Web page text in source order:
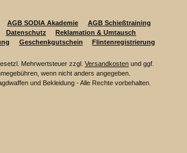
AGB SODIA Akademie
AGB Schießtraining
Datenschutz
Reklamation & Umtausch
Geschenkgutschein Flintenregistrierung
Mehrwertsteuer zzgl. Versandkosten und ggf.
wenn nicht anders angegeben.
und Bekleidung - Alle Rechte vorbehalten.